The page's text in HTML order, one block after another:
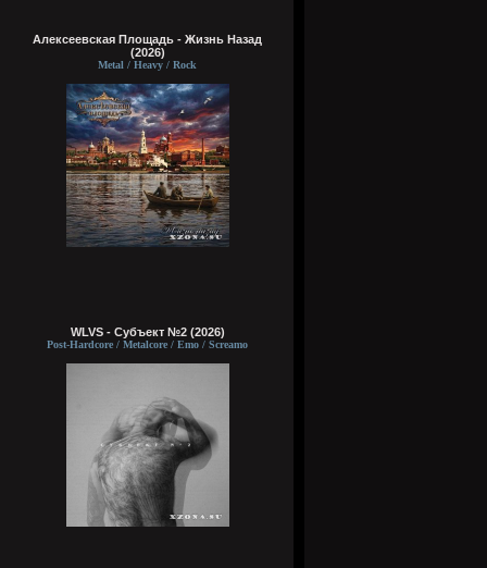
Алексеевская Площадь - Жизнь Назад
(2026)
Metal / Heavy / Rock
WLVS - Субъект №2 (2026)
Post-Hardcore / Metalcore / Emo / Screamo